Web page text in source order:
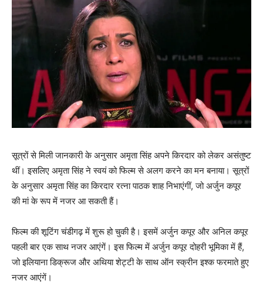
सूत्रों से मिली जानकारी के अनुसार अमृता सिंह अपने किरदार को लेकर असंतुष्‍ट
थीं। इसलिए अमृता सिंह ने स्‍वयं को फिल्‍म से अलग करने का मन बनाया। सूत्रों
के अनुसार अमृता सिंह का किरदार रत्‍ना पाठक शाह निभाएंगीं, जो अर्जुन कपूर
की मां के रूप में नजर आ सकती हैं।
फिल्‍म की शूटिंग चंडीगढ़ में शुरू हो चुकी है। इसमें अर्जुन कपूर और अनिल कपूर
पहली बार एक साथ नजर आएंगें। इस फिल्‍म में अर्जुन कपूर दोहरी भूमिका में हैं,
जो इलियाना डिक्रूज और अथिया शेट्टी के साथ ऑन स्‍क्रीन इश्‍क फरमाते हुए
नजर आएंगें।